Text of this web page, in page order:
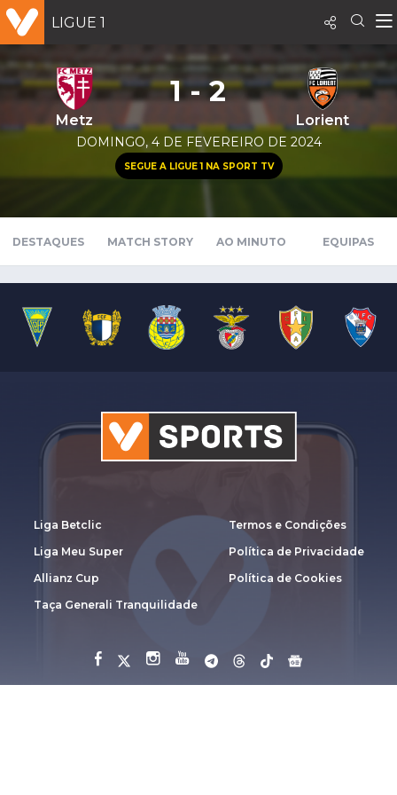
LIGUE 1
Metz
1 - 2
Lorient
DOMINGO, 4 DE FEVEREIRO DE 2024
SEGUE A LIGUE 1 NA SPORT TV
DESTAQUES MATCH STORY AO MINUTO EQUIPAS
Liga Betclic
Liga Meu Super
Allianz Cup
Taça Generali Tranquilidade
Termos e Condições
Política de Privacidade
Política de Cookies